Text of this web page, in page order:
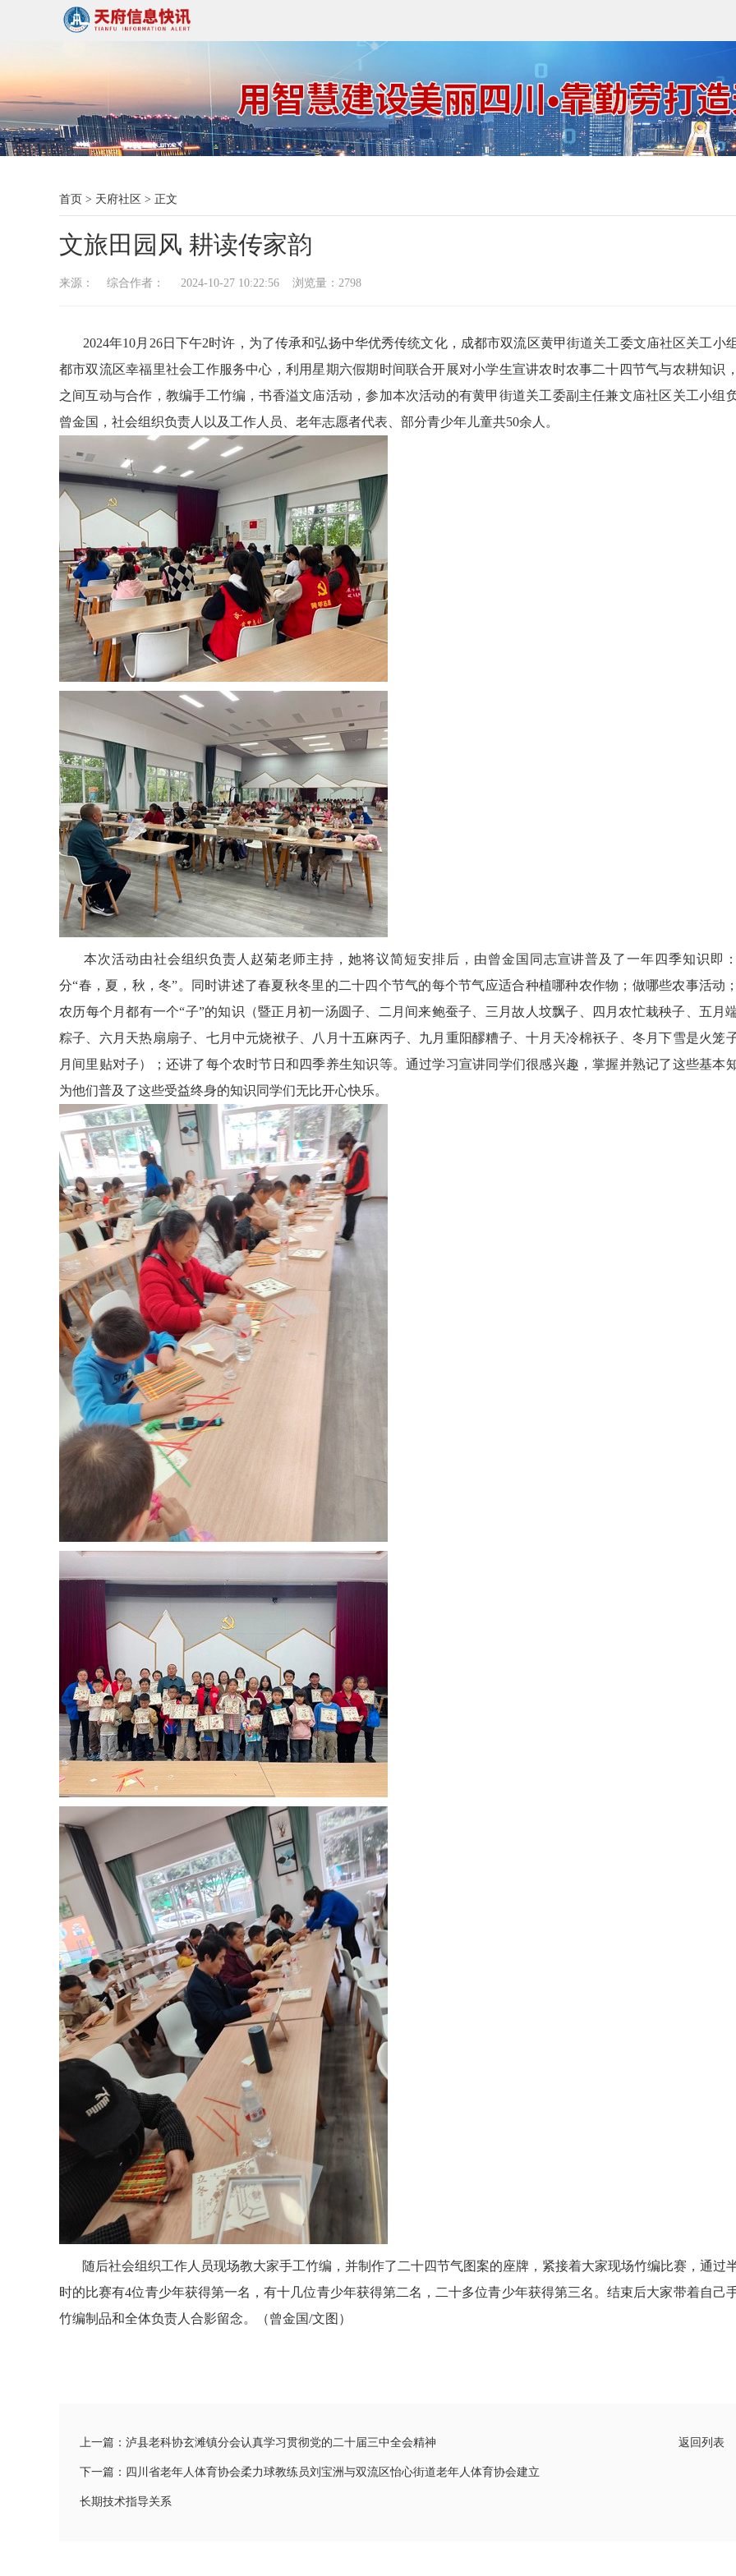
首页 > 天府社区 > 正文
文旅田园风 耕读传家韵
来源： 综合作者： 2024-10-27 10:22:56 浏览量： 2798
2024年10月26日下午2时许，为了传承和弘扬中华优秀传统文化，成都市双流区黄甲街道关工委文庙社区关工小
都市双流区幸福里社会工作服务中心，利用星期六假期时间联合开展对小学生宣讲农时农事二十四节气与农耕知识
之间互动与合作，教编手工竹编，书香溢文庙活动，参加本次活动的有黄甲街道关工委副主任兼文庙社区关工小组
曾金国，社会组织负责人以及工作人员、老年志愿者代表、部分青少年儿童共50余人。
本次活动由社会组织负责人赵菊老师主持，她将议简短安排后，由曾金国同志宣讲普及了一年四季知识即
分“春，夏，秋，冬”。同时讲述了春夏秋冬里的二十四个节气的每个节气应适合种植哪种农作物；做哪些农事活动
农历每个月都有一个“子”的知识（暨正月初一汤圆子、二月间来鲍蚕子、三月故人坟飘子、四月农忙栽秧子、五月
粽子、六月天热扇扇子、七月中元烧袱子、八月十五麻丙子、九月重阳醪糟子、十月天冷棉袄子、冬月下雪是火笼
月间里贴对子）；还讲了每个农时节日和四季养生知识等。通过学习宣讲同学们很感兴趣，掌握并熟记了这些基本
为他们普及了这些受益终身的知识同学们无比开心快乐。
随后社会组织工作人员现场教大家手工竹编，并制作了二十四节气图案的座牌，紧接着大家现场竹编比赛，通过
时的比赛有4位青少年获得第一名，有十几位青少年获得第二名，二十多位青少年获得第三名。结束后大家带着自己
竹编制品和全体负责人合影留念。（曾金国/文图）
上一篇：泸县老科协玄滩镇分会认真学习贯彻党的二十届三中全会精神
下一篇：四川省老年人体育协会柔力球教练员刘宝洲与双流区怡心街道老年人体育协会建立
长期技术指导关系
返回列表